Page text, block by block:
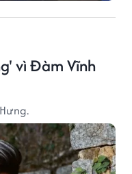
vì Đàm Vĩnh